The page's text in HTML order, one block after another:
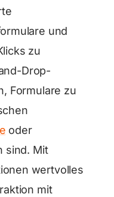
und
zu
Drop-
Formulare zu
oder
sind. Mit
wertvolles
mit